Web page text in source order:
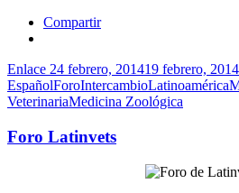
Compartir
Enlace 24 febrero, 201419 febrero, 2014
EspañolForoIntercambioLatinoamérica
VeterinariaMedicina Zoológica
Foro Latinvets